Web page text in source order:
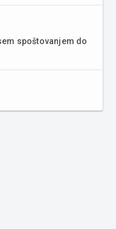
spoštovanjem do